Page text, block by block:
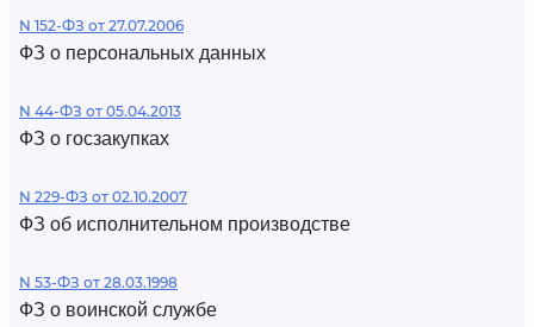
N 152-ФЗ от 27.07.2006
ФЗ о персональных данных
N 44-ФЗ от 05.04.2013
ФЗ о госзакупках
N 229-ФЗ от 02.10.2007
ФЗ об исполнительном производстве
N 53-ФЗ от 28.03.1998
ФЗ о воинской службе